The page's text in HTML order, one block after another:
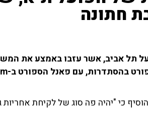
חתונה
של הפועל תל אביב, אשר עזבו באמצע
כי "יהיה פה סוג של לקיחת